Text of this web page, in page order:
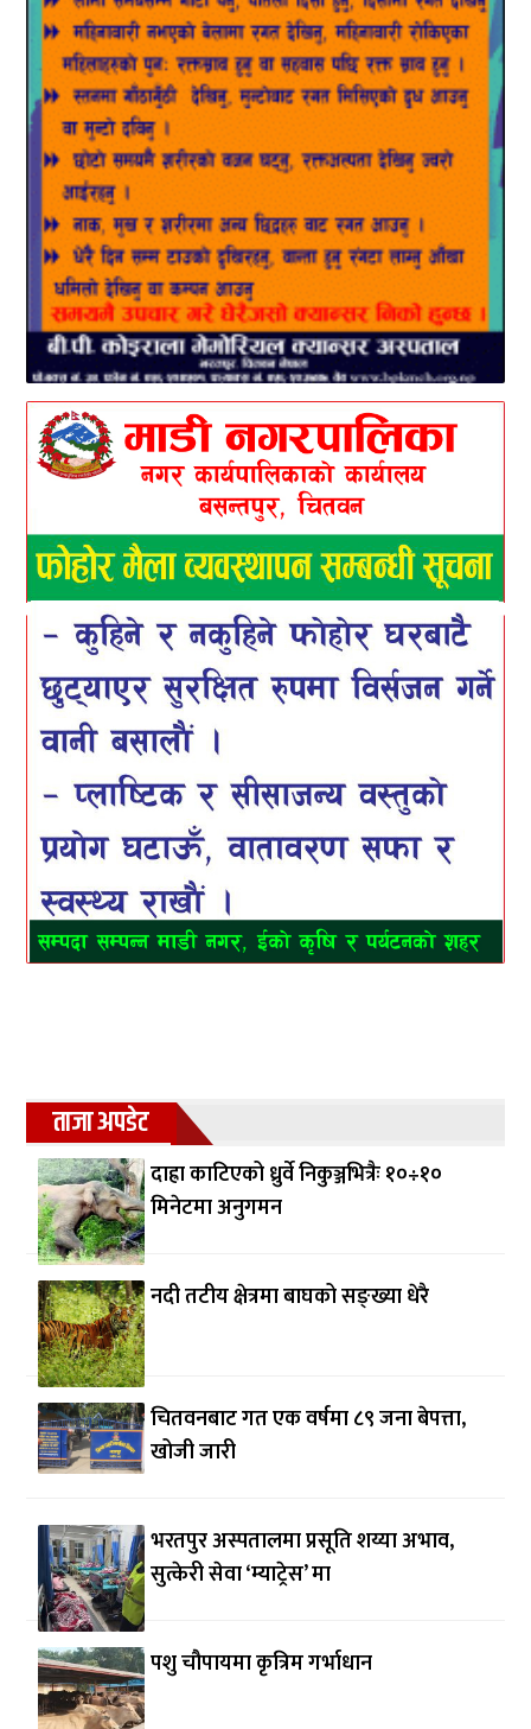
ताजा अपडेट
दाह्रा काटिएको ध्रुर्वे निकुञ्जभित्रैः १०÷१०
मिनेटमा अनुगमन
नदी तटीय क्षेत्रमा बाघको सङ्ख्या धेरै
चितवनबाट गत एक वर्षमा ८९ जना बेपत्ता,
खोजी जारी
भरतपुर अस्पतालमा प्रसूति शय्या अभाव,
सुत्केरी सेवा ‘म्याट्रेस’ मा
पशु चौपायमा कृत्रिम गर्भाधान